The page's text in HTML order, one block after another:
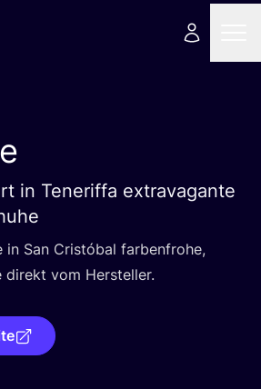
in Teneriffa extravagante
in San Cris­tó­bal far­ben­fro­he,
direkt vom Hersteller.